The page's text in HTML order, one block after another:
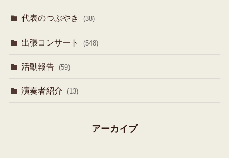
代表のつぶやき (38)
出張コンサート (548)
活動報告 (59)
演奏者紹介 (13)
アーカイブ